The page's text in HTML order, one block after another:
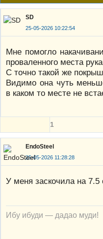
SD
25-05-2026 10:22:54
Мне помогло
проваленного места
С точно такой же
Видимо она чуть
в каком то месте не
1
EndoSteel
25-05-2026 11:28:28
У меня заскочила на 7.5
Ибу ибуди — дадао муди!